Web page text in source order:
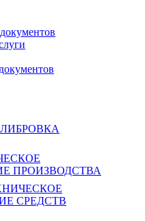
ПРОИЗВОДСТВА
СРЕДСТВ